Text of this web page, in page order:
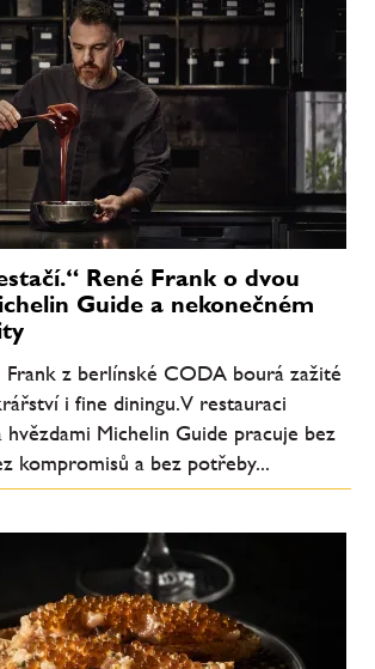
René Frank o dvou
Guide a nekonečném
Frank z berlínské CODA bourá zažité
i fine diningu. V restauraci
hvězdami Michelin Guide pracuje bez
kompromisů a bez potřeby...